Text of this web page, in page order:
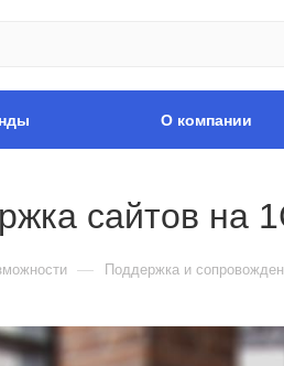
О компании
сайтов на
— Поддержка и